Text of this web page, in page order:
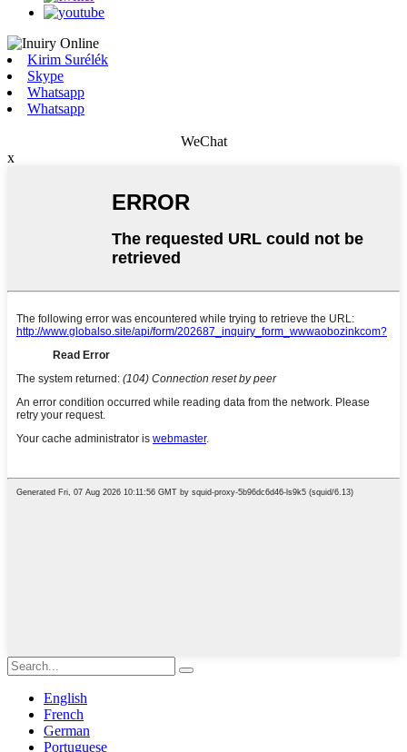
Kirim Surélék
Skype
Whatsapp
Whatsapp
WeChat
x
English
French
German
Portuguese